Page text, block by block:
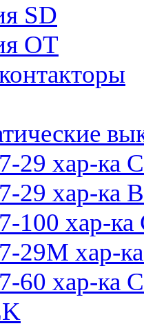
SD
ОТ
29 хар-ка C
29 хар-ка B
100 хар-ка
29M хар-
60 хар-ка C